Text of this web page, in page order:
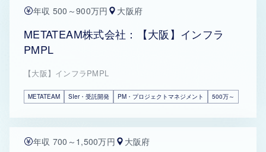
年収 500～900万円 大阪府
METATEAM株式会社：【大阪】インフラ
PMPL
【大阪】インフラPMPL
METATEAM SIer・受託開発 PM・プロジェクトマネジメント 500万～
年収 700～1,500万円 大阪府